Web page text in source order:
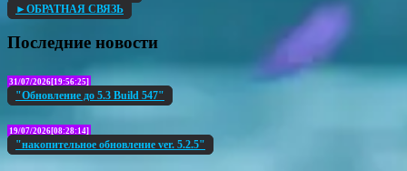
►ОБРАТНАЯ СВЯЗЬ
Последние новости
31/07/2026[19:56:25]
"Обновление до 5.3 Build 547"
19/07/2026[08:28:14]
"накопительное обновление ver. 5.2.5"